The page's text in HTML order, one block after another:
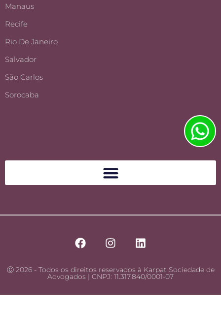
Manaus
Recife
Rio De Janeiro
Salvador
São Carlos
Sorocaba
Ⓒ 2026 - Todos os direitos reservados à Karpat Sociedade de
Advogados | CNPJ: 11.317.840/0001-07